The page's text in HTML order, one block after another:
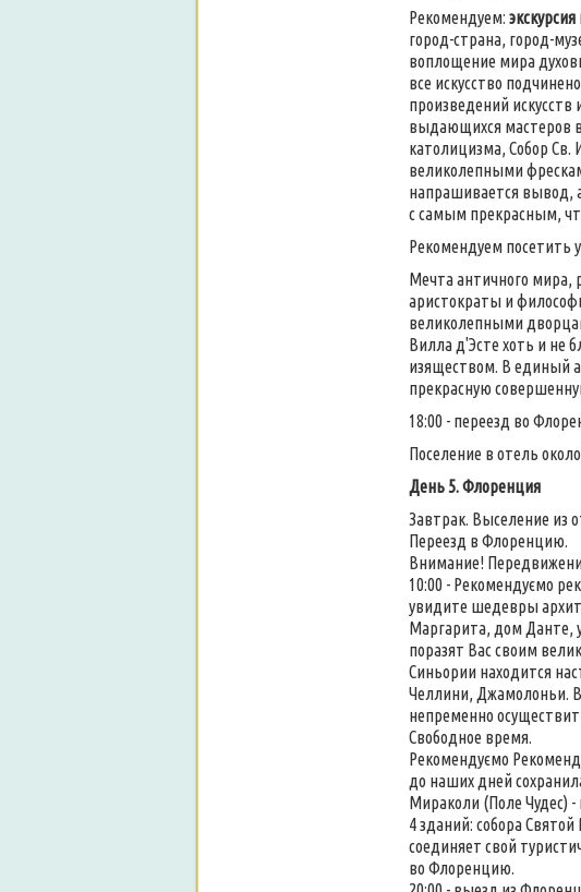
Рекомендуем:
город-страна, город-
воплощение мира
все искусство
произведений
выдающихся мастеров
католицизма, Собор Св.
великолепными
напрашивается вывод,
с самым прекрасным,
Рекомендуем посетить
Мечта античного мира,
аристократы и
великолепными
Вилла д'Эсте хоть и не
изяществом. В единый
прекрасную
18:00 - переезд во
Поселение в отель
День 5. Флоренция
Завтрак. Выселение из
Переезд в Флоренцию.
Внимание!
10:00 - Рекомендуємо
увидите шедевры
Маргарита, дом Данте,
поразят Вас своим
Синьории находится
Челлини, Джамолоньи.
непременно
Свободное время.
Рекомендуємо
до наших дней
Мираколи (Поле Чудес)
4 зданий: собора
соединяет свой
во Флоренцию.